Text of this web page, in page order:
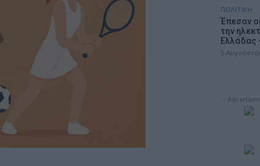
ΠΟΛΙΤΙΚΗ
Έπεσαν
την
Ελλάδας
5
-